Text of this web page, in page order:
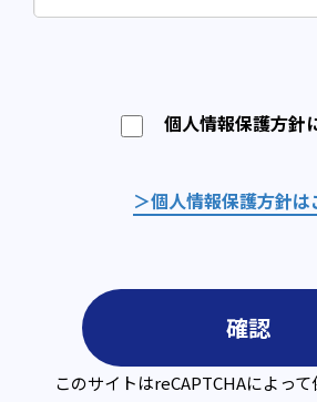
個人情報保護方針
＞個人情報保護方針は
このサイトはreCAPTCHAによって